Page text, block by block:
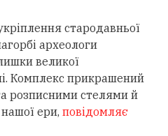
стародавньої
археологи
великої
Комплекс прикрашений
розписними стелями й
ери, повідомляє